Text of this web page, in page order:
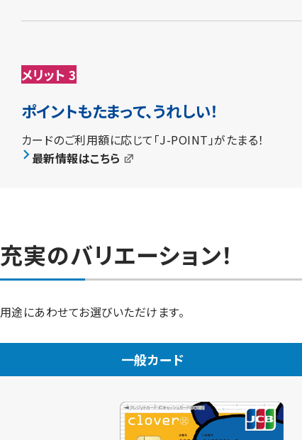
メリット 3
ポイントもたまって、うれしい！
カードのご利用額に応じて「J-POINT」がたまる！
最新情報はこちら
充実のバリエーション！
用途にあわせてお選びいただけます。
一般カード